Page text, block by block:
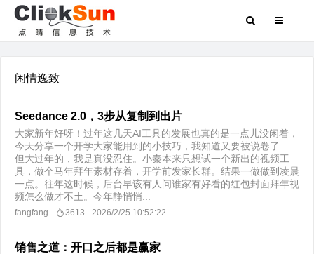
闲情逸致
Seedance 2.0，3步从复制到出片
大家新年好呀！过年这几天AI工具的发展也真的是一点儿没闲着，
今天分享一个开学大家能用到的小技巧，我知道又要被说卷了——
但大过年的，我是真没忍住。小秦本来只想试一个新出的视频工
具，做个马年拜年素材存着，开学前发家长群。结果一做做到凌晨
一点。往年这时候，后台早该有人问谁家有好看的红包封面拜年视
频怎么做才不土。今年静悄悄...
fangfang 3613 2026/2/25 10:52:22
销售之道：开口之后都是赢家